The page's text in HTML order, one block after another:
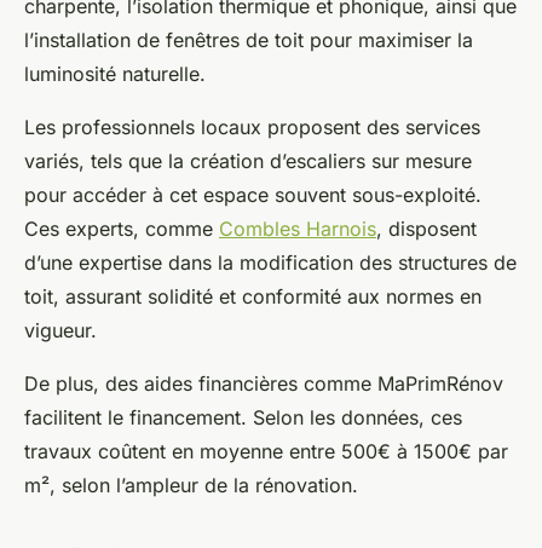
charpente, l’isolation thermique et phonique, ainsi que
l’installation de fenêtres de toit pour maximiser la
luminosité naturelle.
Les professionnels locaux proposent des services
variés, tels que la création d’escaliers sur mesure
pour accéder à cet espace souvent sous-exploité.
Ces experts, comme Combles Harnois, disposent
d’une expertise dans la modification des structures de
toit, assurant solidité et conformité aux normes en
vigueur.
De plus, des aides financières comme MaPrimRénov
facilitent le financement. Selon les données, ces
travaux coûtent en moyenne entre 500€ à 1500€ par
m², selon l’ampleur de la rénovation.